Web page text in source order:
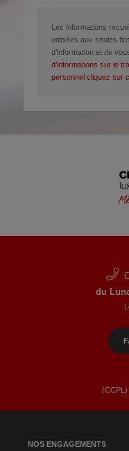
Les informations
utilisées aux seules
d’information et de
d’informations sur le
personnel cliquez sur
NOS ENGAGEMENTS
du
(CCPL)